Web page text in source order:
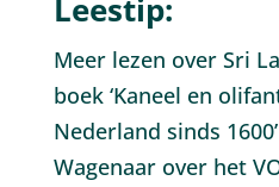
Leestip:
Meer lezen over Sri
boek ‘Kaneel en
Nederland sinds
Wagenaar over het